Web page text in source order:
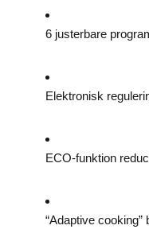
6 justerbare
Elektronisk
ECO-funktion
“Adaptive